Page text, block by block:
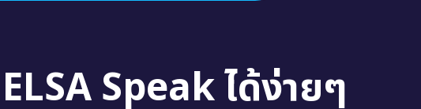
Speak ได้ง่ายๆ